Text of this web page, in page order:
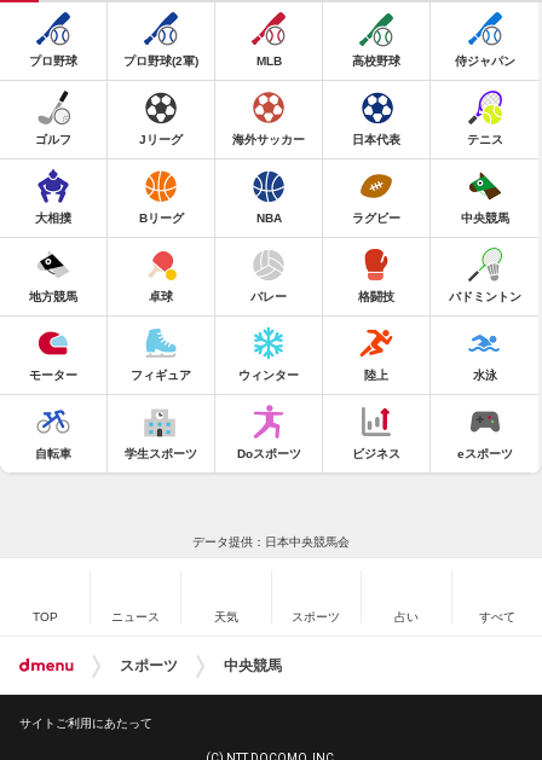
プロ野球 プロ野球(2軍) MLB 高校野球 侍ジャパン
ゴルフ Jリーグ 海外サッカー 日本代表 テニス
大相撲 Bリーグ NBA ラグビー 中央競馬
地方競馬 卓球 バレー 格闘技 バドミントン
モーター フィギュア ウィンター 陸上 水泳
自転車 学生スポーツ Doスポーツ ビジネス eスポーツ
データ提供：日本中央競馬会
TOP ニュース 天気 スポーツ 占い すべて
スポーツ 中央競馬
サイトご利用にあたって